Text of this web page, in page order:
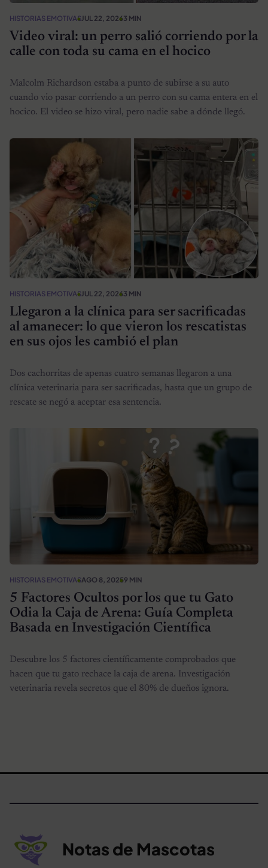
HISTORIAS EMOTIVASJUL 22, 20263 MIN
Video viral: un perro salió corriendo por la
calle con toda su cama en el hocico
Malcolm Richardson estaba a punto de subirse a su auto
cuando vio pasar corriendo a un perro con su cama entera en el
hocico. El video se hizo viral, pero nadie sabe a dónde llegó.
HISTORIAS EMOTIVASJUL 22, 20263 MIN
Llegaron a la clínica para ser sacrificadas
al amanecer: lo que vieron los rescatistas
en sus ojos les cambió el plan
Dos cachorritas de apenas cuatro semanas llegaron a una
clínica veterinaria para ser sacrificadas, hasta que un grupo de
rescate se negó a aceptar esa sentencia.
HISTORIAS EMOTIVASAGO 8, 20259 MIN
5 Factores Ocultos por los que tu Gato
Odia la Caja de Arena: Guía Completa
Basada en Investigación Científica
Descubre los 5 factores científicamente comprobados que
hacen que tu gato rechace la caja de arena. Investigación
veterinaria revela secretos que el 80% de dueños ignora.
Notas de Mascotas